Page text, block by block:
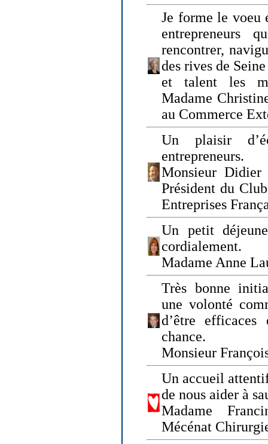
Je forme le voeu
entrepreneurs
rencontrer,
des rives de
et talent les
Madame
au Commerce
Un plaisir
entrepreneurs.
Monsieur
Président du
Entreprises
Un petit
cordialement.
Madame Anne
Très bonne
une volonté
d’être
chance.
Monsieur
Un accueil
de nous aider à
Madame
Mécénat